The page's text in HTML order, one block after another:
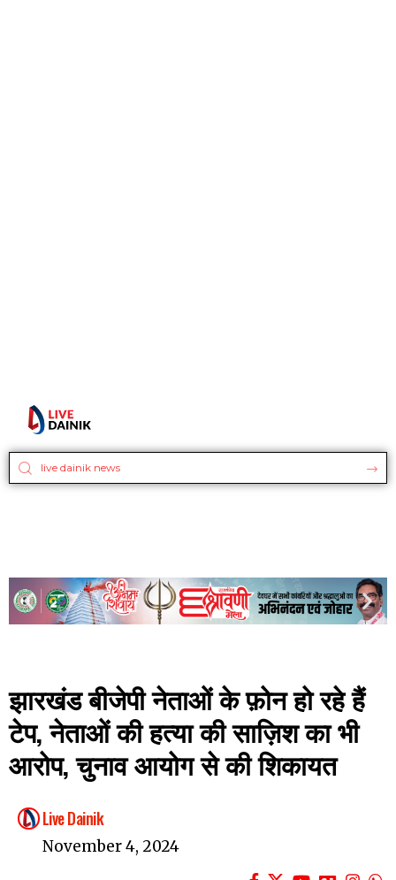
झारखंड बीजेपी नेताओं के फ़ोन हो रहे हैं
टेप, नेताओं की हत्या की साज़िश का भी
आरोप, चुनाव आयोग से की शिकायत
Live Dainik
November 4, 2024